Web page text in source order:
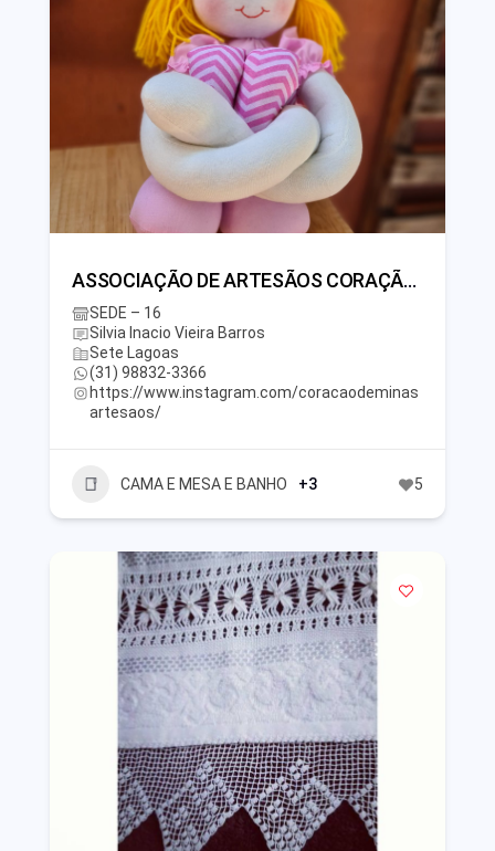
ASSOCIAÇÃO DE ARTESÃOS CORAÇÃO DE MINAS
SEDE – 16
Silvia Inacio Vieira Barros
Sete Lagoas
(31) 98832-3366
https://www.instagram.com/coracaodeminas
artesaos/
CAMA E MESA E BANHO +3 5